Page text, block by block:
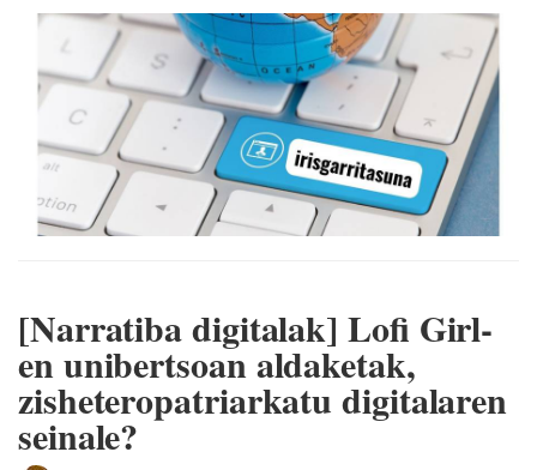
[Narratiba digitalak] Lofi Girl-
en unibertsoan aldaketak,
zisheteropatriarkatu digitalaren
seinale?